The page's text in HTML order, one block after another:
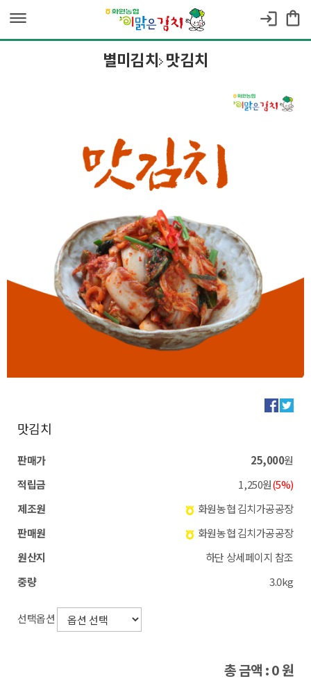
dehaze login shopping_bag
별미김치 맛김치
맛김치
판매가 25,000원
적립금
1,250원(5%)
제조원
화원농협 김치가공공장
판매원
화원농협 김치가공공장
원산지
하단 상세페이지 참조
중량
3.0kg
선택옵션
총 금액 :0원